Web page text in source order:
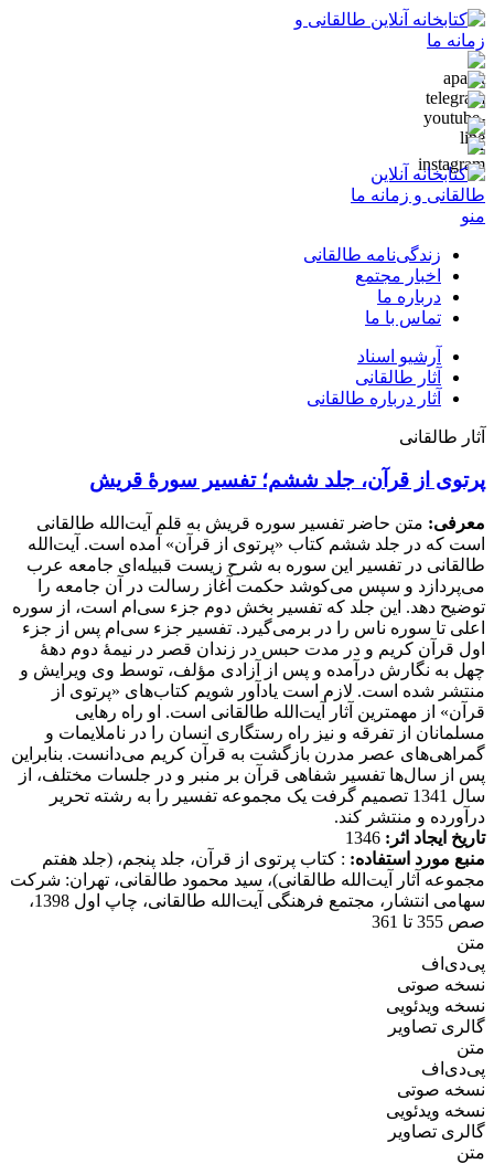
منو
زندگی‌نامه طالقانی
اخبار مجتمع
درباره ما
تماس با ما
آرشیو اسناد
آثار طالقانی
آثار درباره طالقانی
آثار طالقانی
پرتوی از قرآن، جلد ششم؛ تفسیر سورۀ قریش
معرفی: متن حاضر تفسیر سوره قریش به قلم آیت‌الله طالقانی
است که در جلد ششم کتاب «پرتوی از قرآن» آمده است. آیت‌الله
طالقانی در تفسیر این سوره به شرح زیست قبیله‌ای جامعه عرب
می‌پردازد و سپس می‌کوشد حکمت آغاز رسالت در آن جامعه را
توضیح دهد. این جلد که تفسیر بخش دوم جزء سی‌ام است، از سوره
اعلی تا سوره ناس را در برمی‌گیرد. تفسیر جزء سی‌ام پس از جزء
اول قرآن کریم و در مدت حبس در زندان قصر در نیمۀ دوم دهۀ
چهل به نگارش درآمده و پس از آزادی مؤلف، توسط وی ویرایش و
منتشر شده است. لازم است یادآور شویم کتاب‌های «پرتوی از
قرآن» از مهمترین آثار آیت‌الله طالقانی است. او راه رهایی
مسلمانان از تفرقه و نیز راه رستگاری انسان را در ناملایمات و
گمراهی‌های عصر مدرن بازگشت به قرآن کریم می‌دانست. بنابراین
پس از سال‌ها تفسیر شفاهی قرآن بر منبر و در جلسات مختلف، از
سال 1341 تصمیم گرفت یک مجموعه تفسیر را به رشته تحریر
درآورده و منتشر کند.
تاریخ ایجاد اثر: 1346
منبع مورد استفاده: : کتاب پرتوی از قرآن، جلد پنجم، (جلد هفتم
مجموعه آثار آیت‌الله طالقانی)، سید محمود طالقانی، تهران: شرکت
سهامی انتشار، مجتمع فرهنگی آیت‌الله طالقانی، چاپ اول 1398،
صص 355 تا 361
متن
پی‌دی‌اف
نسخه صوتی
نسخه ویدئویی
گالری تصاویر
متن
پی‌دی‌اف
نسخه صوتی
نسخه ویدئویی
گالری تصاویر
متن